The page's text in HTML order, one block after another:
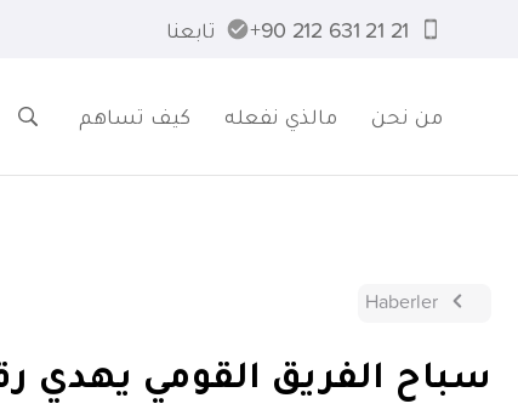
21 21 631 212 90+ تابعنا
من نحن مالذي نفعله كيف تساهم
Haberler
سباح الفريق القومي يهدي